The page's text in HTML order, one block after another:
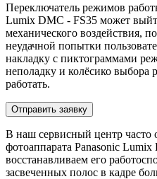
Переключатель режимов
Lumix DMC - FS35 может
механического воздействия,
неудачной попытки
накладку с пиктограммами
неполадку и колёсико выбора
работать.
Отправить заявку
В наш сервисный центр часто
фотоаппарата Panasonic
восстанавливаем его
засвеченных полос в кадре